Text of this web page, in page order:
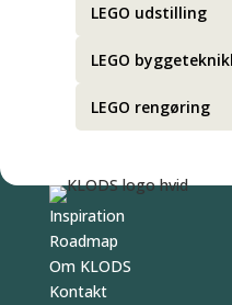
LEGO udstilling
LEGO
LEGO rengøring
Inspiration
Roadmap
Om KLODS
Kontakt